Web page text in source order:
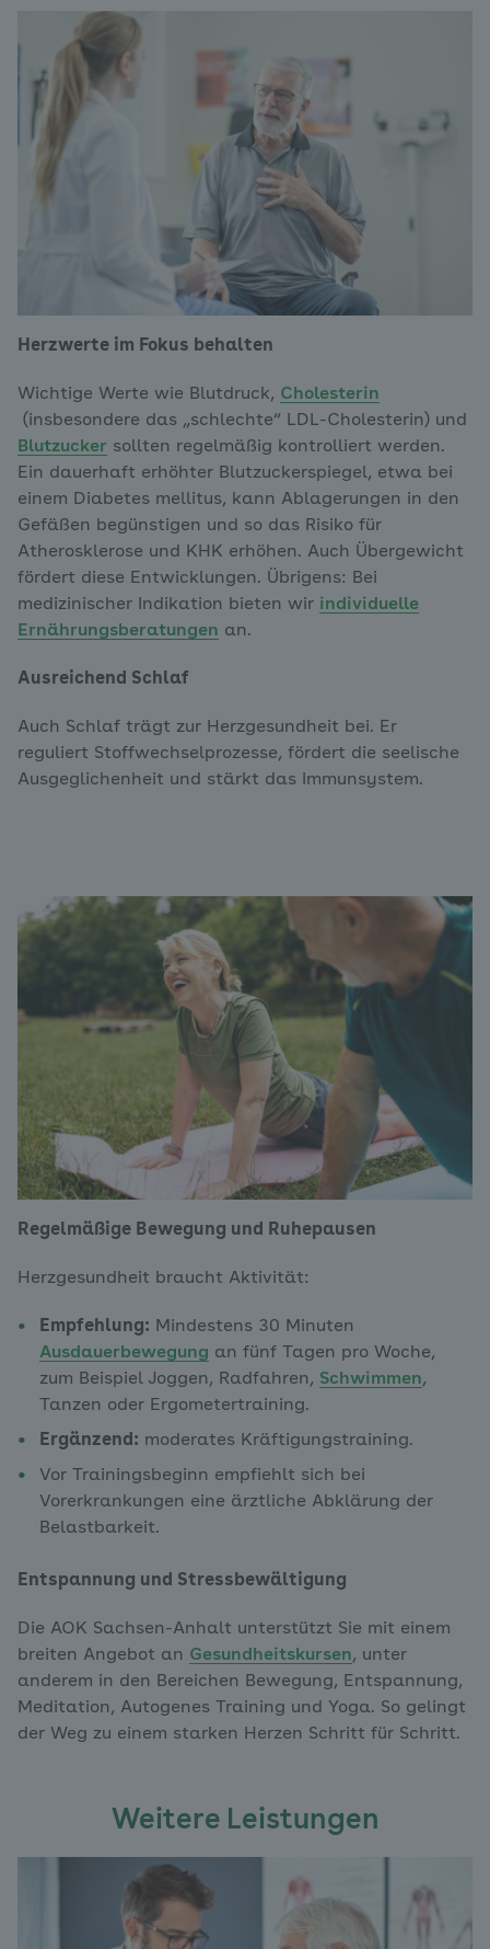
Herzwerte im Fokus behalten
Wichtige Werte wie Blutdruck, Cholesterin
(insbesondere das „schlechte“ LDL-Cholesterin) und
Blutzucker sollten regelmäßig kontrolliert werden.
Ein dauerhaft erhöhter Blutzuckerspiegel, etwa bei
einem Diabetes mellitus, kann Ablagerungen in den
Gefäßen begünstigen und so das Risiko für
Atherosklerose und KHK erhöhen. Auch Übergewicht
fördert diese Entwicklungen. Übrigens: Bei
medizinischer Indikation bieten wir individuelle
Ernährungsberatungen an.
Ausreichend Schlaf
Auch Schlaf trägt zur Herzgesundheit bei. Er
reguliert Stoffwechselprozesse, fördert die seelische
Ausgeglichenheit und stärkt das Immunsystem.
Regelmäßige Bewegung und Ruhepausen
Herzgesundheit braucht Aktivität:
Empfehlung: Mindestens 30 Minuten
Ausdauerbewegung an fünf Tagen pro Woche,
zum Beispiel Joggen, Radfahren, Schwimmen,
Tanzen oder Ergometertraining.
Ergänzend: moderates Kräftigungstraining.
Vor Trainingsbeginn empfiehlt sich bei
Vorerkrankungen eine ärztliche Abklärung der
Belastbarkeit.
Entspannung und Stressbewältigung
Die AOK Sachsen-Anhalt unterstützt Sie mit einem
breiten Angebot an Gesundheitskursen, unter
anderem in den Bereichen Bewegung, Entspannung,
Meditation, Autogenes Training und Yoga. So gelingt
der Weg zu einem starken Herzen Schritt für Schritt.
Weitere Leistungen